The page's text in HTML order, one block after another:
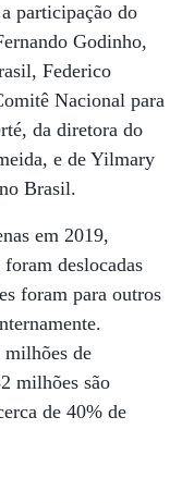
participação do
Godinho,
Federico
Nacional para
da diretora do
e de Yilmary
Brasil.
em 2019,
deslocadas
foram para outros
de
milhões são
de 40% de